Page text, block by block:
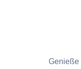
Genieße